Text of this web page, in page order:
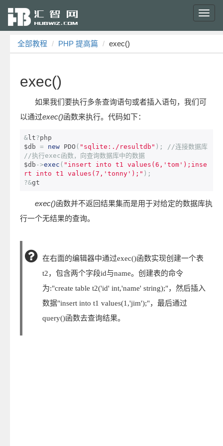
全部教程 PHP 提高篇 exec()
exec()
如果我们要执行多条查询语句或者插入语句，我们可
以通过exec()函数来执行。代码如下：
& lt?php
$db = new PDO ( "sqlite:./resultdb" );
//连接数据库
//执行exec函数，向查询数据库中的数据
$db ->exec ( "insert into t1 values(6,'tom');inse
rt into t1 values(7,'tonny');" );
?&gt
exec()函数并不返回结果集而是用于对给定的数据库执
行一个无结果的查询。
在右面的编辑器中通过exec()函数实现创建一个表
t2，包含两个字段id与name。创建表的命令
为:"create table t2('id' int,'name' string);"，然后插入
数据"insert into t1 values(1,'jim');"，最后通过
query()函数去查询结果。